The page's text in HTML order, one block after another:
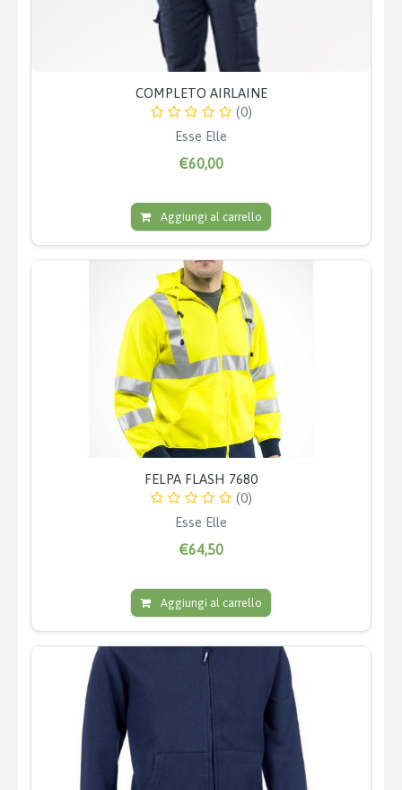
COMPLETO AIRLAINE
(0)
Esse Elle
€60,00
Aggiungi al carrello
FELPA FLASH 7680
(0)
Esse Elle
€64,50
Aggiungi al carrello